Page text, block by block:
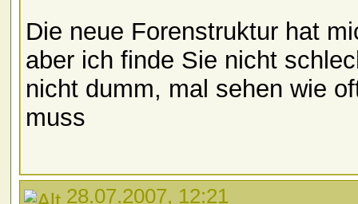
Die neue Forenstruktur hat
aber ich finde Sie nicht
nicht dumm, mal sehen wie
muss
28.07.2007, 12:21